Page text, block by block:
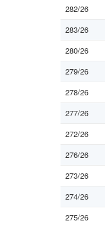
282/26
283/26
280/26
279/26
278/26
277/26
272/26
276/26
273/26
274/26
275/26